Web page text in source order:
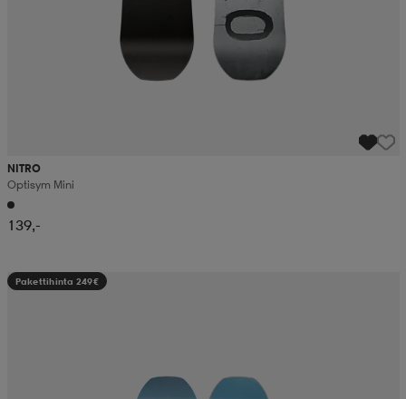
NITRO
Optisym Mini
139,-
Pakettihinta 249€